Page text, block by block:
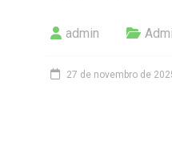
admin
27 de novembro de